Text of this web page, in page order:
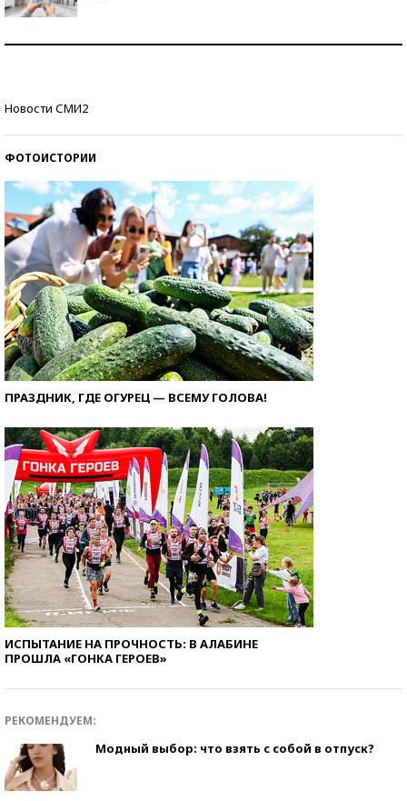
Новости СМИ2
ФОТОИСТОРИИ
ПРАЗДНИК, ГДЕ ОГУРЕЦ — ВСЕМУ ГОЛОВА!
ИСПЫТАНИЕ НА ПРОЧНОСТЬ: В АЛАБИНЕ
ПРОШЛА «ГОНКА ГЕРОЕВ»
РЕКОМЕНДУЕМ:
Модный выбор: что взять с собой в отпуск?